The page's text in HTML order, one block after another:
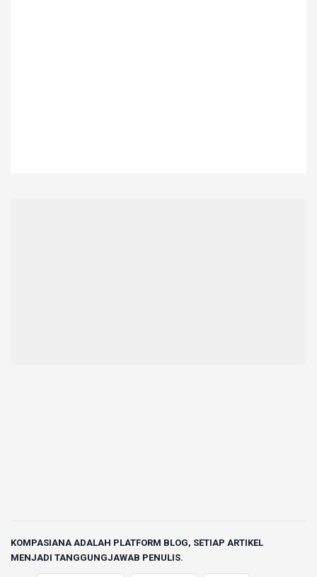
KOMPASIANA ADALAH PLATFORM BLOG, SETIAP ARTIKEL
MENJADI TANGGUNGJAWAB PENULIS.